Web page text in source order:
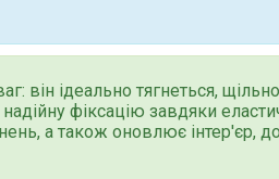
він ідеально тягнеться,
фіксацію завдяки
а також оновлює інтер'єр,